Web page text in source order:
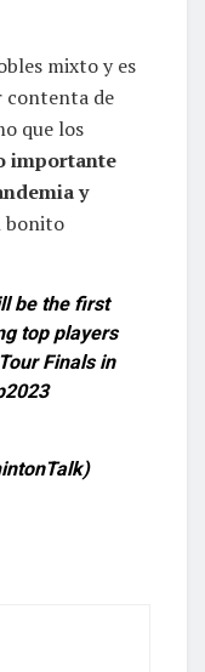
mixto y es
contenta de
que los
importante
y
bonito
be the first
top players
Finals in